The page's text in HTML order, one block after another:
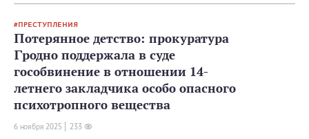
ПРЕСТУПЛЕНИЯ
Потерянное детство: прокуратура
Гродно поддержала в суде
гособвинение в отношении 14-
летнего закладчика особо опасного
психотропного вещества
6 ноября 2025 233